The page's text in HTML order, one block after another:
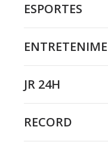
ESPORTES
JR 24H
RECORD